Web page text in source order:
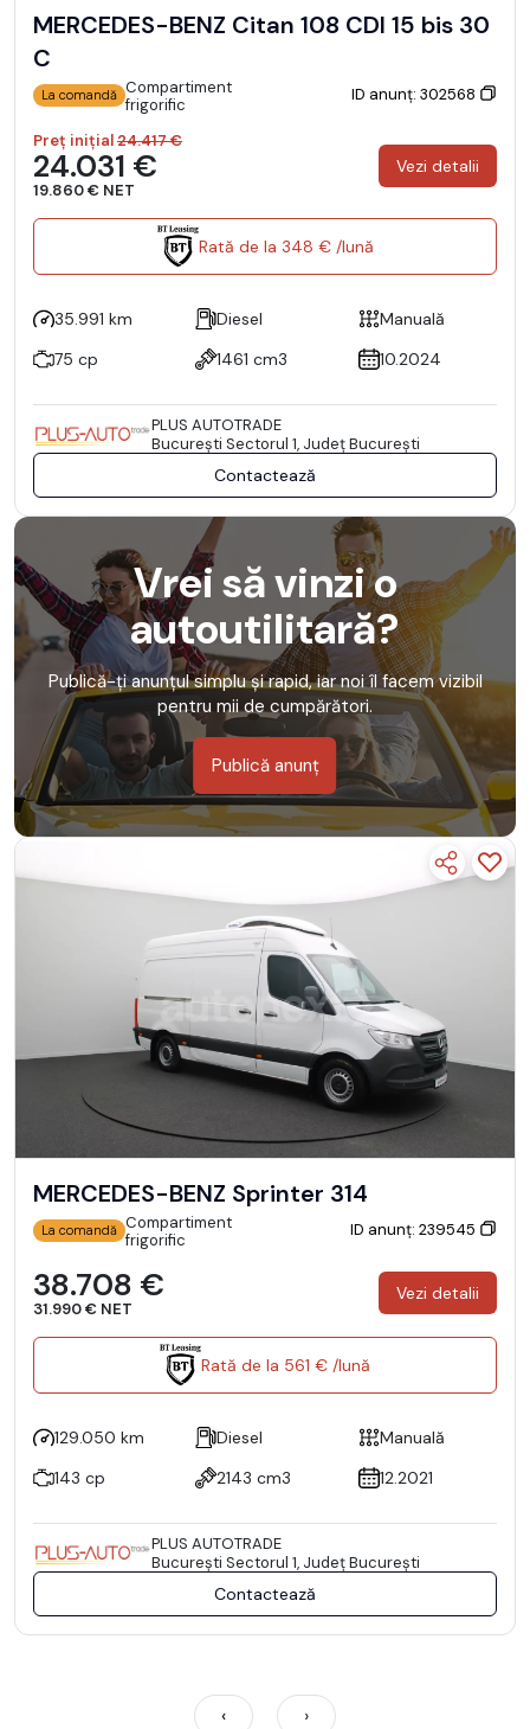
MERCEDES-BENZ Citan 108 CDI 15 bis 30
C
La comandă Compartiment
frigorific
ID anunț: 302568
Preț inițial24.417 €
24.031 €
19.860 € NET
Vezi detalii
Rată de la 348 € /lună
35.991 km Diesel
Manuală
75 cp
1461 cm3 10.2024
PLUS AUTOTRADE
Bucureşti Sectorul 1, Județ București
Contactează
Vrei să vinzi o
autoutilitară?
Publică-ți anunțul simplu și rapid, iar noi îl facem vizibil
pentru mii de cumpărători.
Publică anunț
MERCEDES-BENZ Sprinter 314
La comandă Compartiment
frigorific
ID anunț: 239545
38.708 €
31.990 € NET
Vezi detalii
Rată de la 561 € /lună
129.050 km Diesel
Manuală
143 cp
2143 cm3 12.2021
PLUS AUTOTRADE
Bucureşti Sectorul 1, Județ București
Contactează
‹ ›